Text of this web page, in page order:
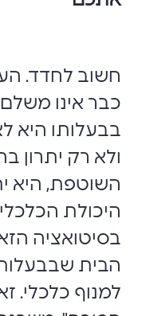
כבר אינו
בבעלותו היא
ולא רק יתרון
השוטפת, היא
היכולת
הבית
למנוף כלכלי.